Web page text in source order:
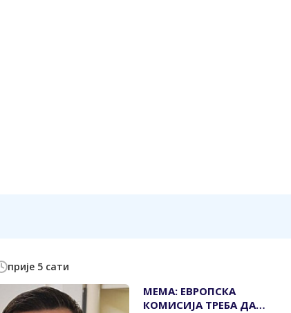
прије 5 сати
МЕМА: ЕВРОПСКА
КОМИСИЈА ТРЕБА ДА